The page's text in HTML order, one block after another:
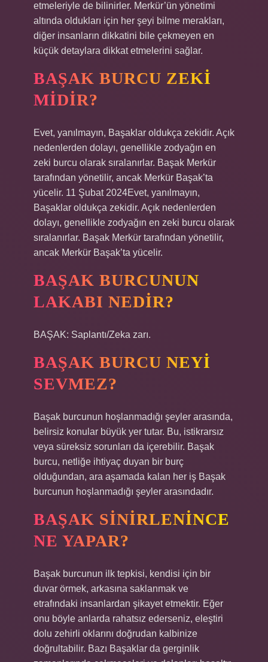
etmeleriyle de bilinirler. Merkür’ün yönetimi
altında oldukları için her şeyi bilme merakları,
diğer insanların dikkatini bile çekmeyen en
küçük detaylara dikkat etmelerini sağlar.
BAŞAK BURCU ZEKI
MIDIR?
Evet, yanılmayın, Başaklar oldukça zekidir. Açık
nedenlerden dolayı, genellikle zodyağın en
zeki burcu olarak sıralanırlar. Başak Merkür
tarafından yönetilir, ancak Merkür Başak’ta
yücelir. 11 Şubat 2024Evet, yanılmayın,
Başaklar oldukça zekidir. Açık nedenlerden
dolayı, genellikle zodyağın en zeki burcu olarak
sıralanırlar. Başak Merkür tarafından yönetilir,
ancak Merkür Başak’ta yücelir.
BAŞAK BURCUNUN
LAKABI NEDIR?
BAŞAK: Saplantı/Zeka zarı.
BAŞAK BURCU NEYI
SEVMEZ?
Başak burcunun hoşlanmadığı şeyler arasında,
belirsiz konular büyük yer tutar. Bu, istikrarsız
veya süreksiz sorunları da içerebilir. Başak
burcu, netliğe ihtiyaç duyan bir burç
olduğundan, ara aşamada kalan her iş Başak
burcunun hoşlanmadığı şeyler arasındadır.
BAŞAK SINIRLENINCE
NE YAPAR?
Başak burcunun ilk tepkisi, kendisi için bir
duvar örmek, arkasına saklanmak ve
etrafındaki insanlardan şikayet etmektir. Eğer
onu böyle anlarda rahatsız ederseniz, eleştiri
dolu zehirli oklarını doğrudan kalbinize
doğrultabilir. Bazı Başaklar da gerginlik